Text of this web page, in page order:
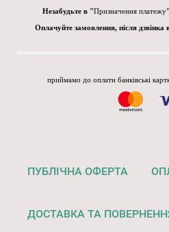
Незабудьте в "Призначення платежу
Оплачуйте замовлення, після
приймамо до оплати банківські
ПУБЛІЧНА ОФЕРТА
ДОСТАВКА ТА